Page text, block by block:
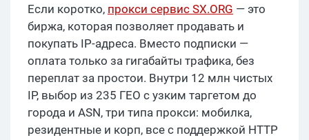
Если коротко, прокси сервис SX.ORG — это
биржа, которая позволяет продавать и
покупать IP-адреса. Вместо подписки —
оплата только за гигабайты трафика, без
переплат за простои. Внутри 12 млн чистых
IP, выбор из 235 ГЕО с узким таргетом до
города и ASN, три типа прокси: мобилка,
резидентные и корп, все с поддержкой HTTP